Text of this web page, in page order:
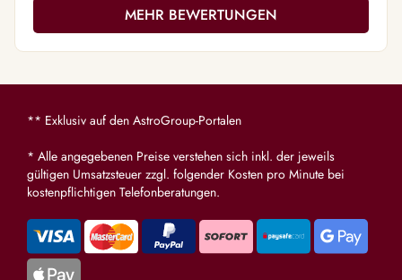
MEHR BEWERTUNGEN
** Exklusiv auf den AstroGroup-Portalen
* Alle angegebenen Preise verstehen sich inkl. der jeweils
gültigen Umsatzsteuer zzgl. folgender Kosten pro Minute bei
kostenpflichtigen Telefonberatungen.